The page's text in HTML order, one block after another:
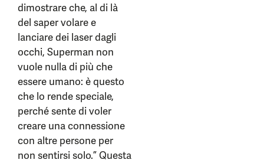
dimostrare che, al di là
del saper volare e
lanciare dei laser dagli
occhi, Superman non
vuole nulla di più che
essere umano: è questo
che lo rende speciale,
perché sente di voler
creare una connessione
con altre persone per
non sentirsi solo.” Questa